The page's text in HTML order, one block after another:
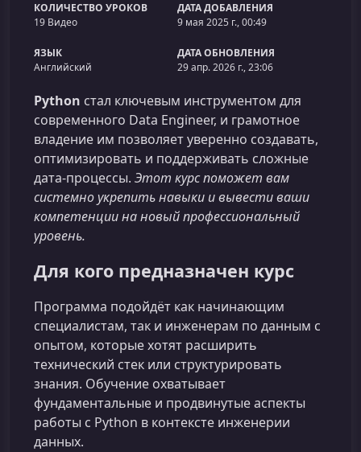
КОЛИЧЕСТВО УРОКОВ
19 Видео
ДАТА ДОБАВЛЕНИЯ
9 мая 2025 г., 00:49
ЯЗЫК
Английский
ДАТА ОБНОВЛЕНИЯ
29 апр. 2026 г., 23:06
Python стал ключевым инструментом для
современного Data Engineer, и грамотное
владение им позволяет уверенно создавать,
оптимизировать и поддерживать сложные
дата‑процессы. Этот курс поможет вам
системно укрепить навыки и вывести ваши
компетенции на новый профессиональный
уровень.
Для кого предназначен курс
Программа подойдёт как начинающим
специалистам, так и инженерам по данным с
опытом, которые хотят расширить
технический стек или структурировать
знания. Обучение охватывает
фундаментальные и продвинутые аспекты
работы с Python в контексте инженерии
данных.